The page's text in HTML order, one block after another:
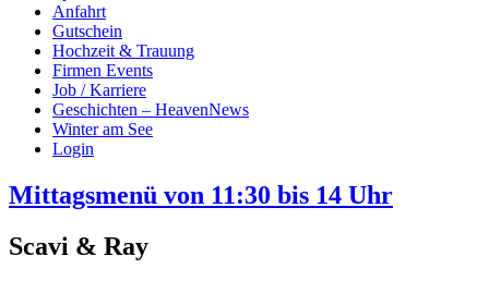
Anfahrt
Gutschein
Hochzeit & Trauung
Firmen Events
Job / Karriere
Geschichten – HeavenNews
Winter am See
Login
Mittagsmenü von 11:30 bis 14 Uhr
Scavi & Ray